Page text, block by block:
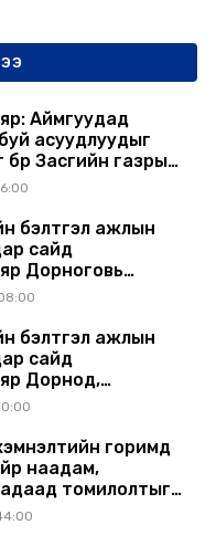
Аймгуудад
асуудлуудыг
бүр Засгийн газрын
бэлтгэл ажлын
сайд
Дорноговь
бэлтгэл ажлын
сайд
Дорнод,
ажиллав
горимд
наадам,
томилолтыг